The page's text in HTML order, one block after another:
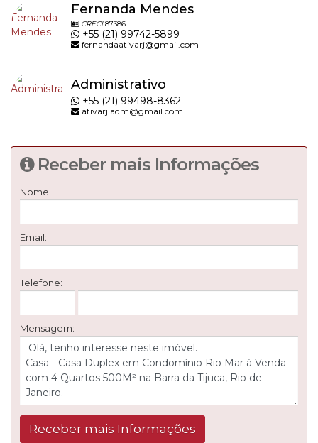
Fernanda Mendes
CRECI87386
+55 (21) 99742-5899
fernandaativarj@gmail.com
Administrativo
+55 (21) 99498-8362
ativarj.adm@gmail.com
Receber mais Informações
Nome:
Email:
Telefone:
Mensagem: